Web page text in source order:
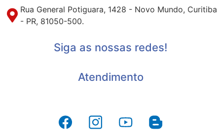
Rua General Potiguara, 1428 - Novo Mundo, Curitiba
- PR, 81050-500.
Siga as nossas redes!
Atendimento